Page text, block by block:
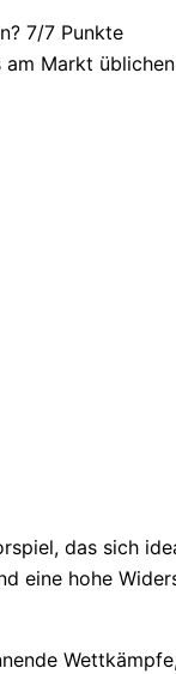
7/7 Punkte
Markt
das sich
eine hohe